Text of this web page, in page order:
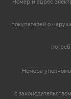
Номер и адрес
покупателей о
Номера
с